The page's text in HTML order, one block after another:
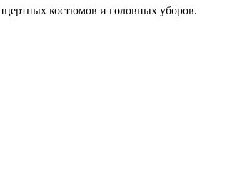
костюмов и головных уборов.